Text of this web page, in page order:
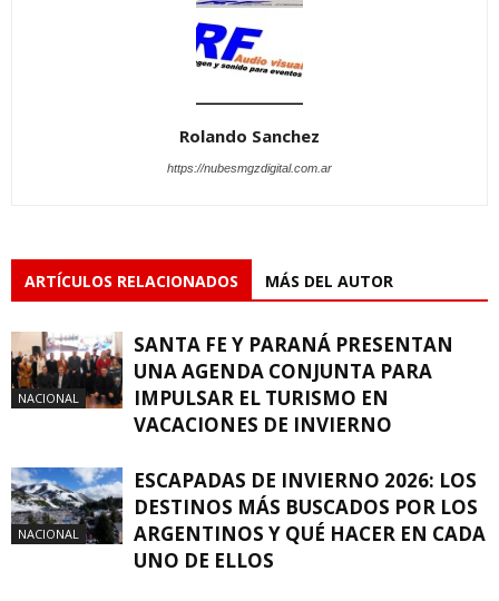
Rolando Sanchez
https://nubesmgzdigital.com.ar
ARTÍCULOS RELACIONADOS MÁS DEL AUTOR
NACIONAL
SANTA FE Y PARANÁ PRESENTAN
UNA AGENDA CONJUNTA PARA
IMPULSAR EL TURISMO EN
VACACIONES DE INVIERNO
NACIONAL
ESCAPADAS DE INVIERNO 2026: LOS
DESTINOS MÁS BUSCADOS POR LOS
ARGENTINOS Y QUÉ HACER EN CADA
UNO DE ELLOS